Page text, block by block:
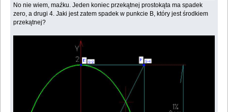
No nie wiem, maźku. Jeden koniec przekątnej prostokąta ma spadek
zero, a drugi 4. Jaki jest zatem spadek w punkcie B, który jest środkiem
przekątnej?